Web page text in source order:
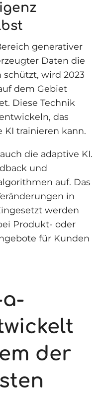
generativer
Daten die
schützt, wird 2023
dem Gebiet
Diese Technik
das
KI trainieren kann.
die adaptive KI.
und
auf. Das
in
werden
Produkt- oder
für Kunden
der